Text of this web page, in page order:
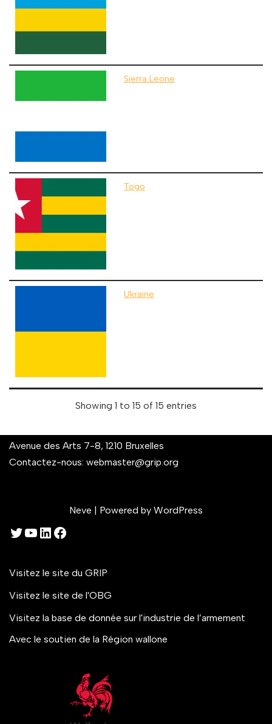
Sierra Leone
Togo
Ukraine
Showing 1 to 15 of 15 entries
Avenue des Arts 7-8, 1210 Bruxelles
Contactez-nous: webmaster@grip.org
Neve | Powered by WordPress
Visitez le site du GRIP
Visitez le site de l'OBG
Visitez la base de donnée sur l'industrie de l’armement
Avec le soutien de la Région wallone